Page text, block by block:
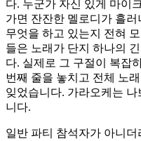
다. 누군가 자신 있게 마이
가면 잔잔한 멜로디가 흘러
무엇을 하고 있는지 전혀
들은 노래가 단지 하나의
다. 실제로 그 구절이 복잡
번째 줄을 놓치고 전체 노
잊었습니다. 가라오케는
니다.
일반 파티 참석자가 아니더